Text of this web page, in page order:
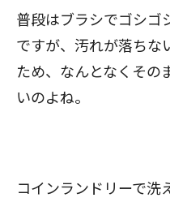
普段はブラシでゴシゴ
ですが、汚れが落ちな
ため、なんとなくその
いのよね。
コインランドリーで洗